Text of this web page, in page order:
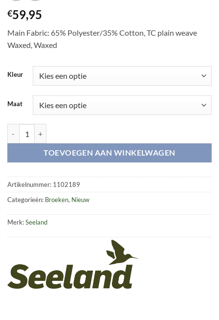
€59,95
Main Fabric: 65% Polyester/35% Cotton, TC plain weave
Waxed, Waxed
Kleur
Maat
TOEVOEGEN AAN WINKELWAGEN
Artikelnummer: 1102189
Categorieën: Broeken, Nieuw
Merk:Seeland